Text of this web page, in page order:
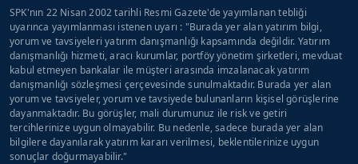
SPK'nın 22 Nisan 2002 tarihli Resmi Gazete'de yayımlanan tebliği
uyarınca yayımlanması istenen uyarı : "Burada yer alan yatırım bilgi,
yorum ve tavsiyeleri yatırım danışmanlığı kapsamında değildir. Yatırım
danışmanlığı hizmeti, aracı kurumlar, portföy yönetim şirketleri, mevduat
kabul etmeyen bankalar ile müşteri arasında imzalanacak yatırım
danışmanlığı sözleşmesi çerçevesinde sunulmaktadır. Burada yer alan
yorum ve tavsiyeler, yorum ve tavsiyede bulunanların kişisel görüşlerine
dayanmaktadır. Bu görüşler, mali durumunuz ile risk ve getiri
tercihlerinize uygun olmayabilir. Bu nedenle, sadece burada yer alan
bilgilere dayanılarak yatırım kararı verilmesi, beklentilerinize uygun
sonuçlar doğurmayabilir."